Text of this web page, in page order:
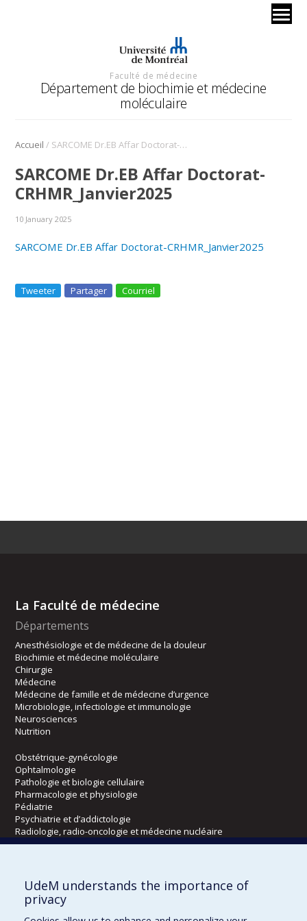
Faculté de médecine
Département de biochimie et médecine
moléculaire
Accueil / SARCOME Dr.EB Affar Doctorat-CRHMR_Janvier2025
SARCOME Dr.EB Affar Doctorat-
CRHMR_Janvier2025
10 January 2025
SARCOME Dr.EB Affar Doctorat-CRHMR_Janvier2025
Tweeter Partager Courriel
La Faculté de médecine
Départements
Anesthésiologie et de médecine de la douleur
Biochimie et médecine moléculaire
Chirurgie
Médecine
Médecine de famille et de médecine d’urgence
Microbiologie, infectiologie et immunologie
Neurosciences
Nutrition
Obstétrique-gynécologie
Ophtalmologie
Pathologie et biologie cellulaire
Pharmacologie et physiologie
Pédiatrie
Psychiatrie et d’addictologie
Radiologie, radio-oncologie et médecine nucléaire
Écoles
Kinésiologie et des sciences de l’activité physique
Orthophonie et audiologie
UdeM understands the importance of
privacy